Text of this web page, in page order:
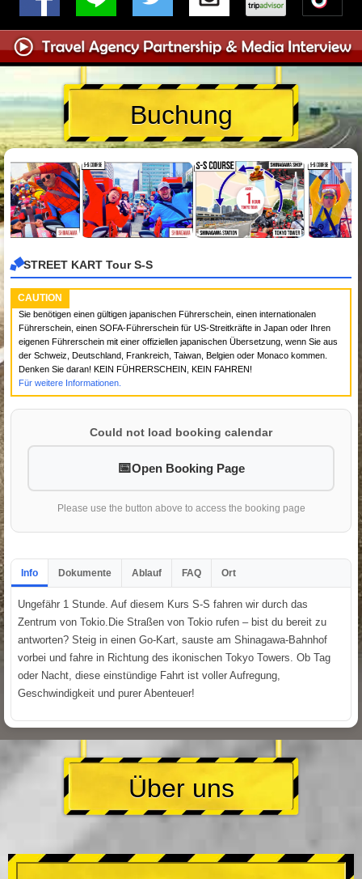
Buchung
STREET KART Tour S-S
CAUTION
Sie benötigen einen gültigen japanischen Führerschein, einen internationalen
Führerschein, einen SOFA-Führerschein für US-Streitkräfte in Japan oder Ihren
eigenen Führerschein mit einer offiziellen japanischen Übersetzung, wenn Sie aus
der Schweiz, Deutschland, Frankreich, Taiwan, Belgien oder Monaco kommen.
Denken Sie daran! KEIN FÜHRERSCHEIN, KEIN FAHREN!
Für weitere Informationen.
Could not load booking calendar
Open Booking Page
Please use the button above to access the booking page
Info Dokumente Ablauf FAQ Ort
Ungefähr 1 Stunde. Auf diesem Kurs S-S fahren wir durch das
Zentrum von Tokio.Die Straßen von Tokio rufen – bist du bereit zu
antworten? Steig in einen Go-Kart, sauste am Shinagawa-Bahnhof
vorbei und fahre in Richtung des ikonischen Tokyo Towers. Ob Tag
oder Nacht, diese einstündige Fahrt ist voller Aufregung,
Geschwindigkeit und purer Abenteuer!
Über uns